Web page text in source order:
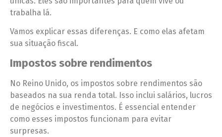
trabalha lá.
Vamos explicar essas diferenças. E como elas afetam
sua situação fiscal.
Impostos sobre rendimentos
No Reino Unido, os impostos sobre rendimentos são
baseados na sua renda total. Isso inclui salários, lucros
de negócios e investimentos. É essencial entender
como esses impostos funcionam para evitar
surpresas.